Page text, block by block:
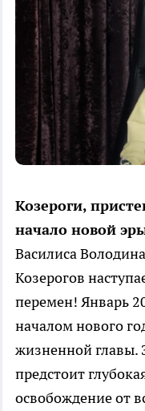
Козероги,
начало новой
Василиса
Козерогов
перемен! Январь
началом нового
жизненной главы.
предстоит
освобождение от